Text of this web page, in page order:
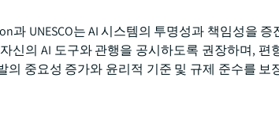
과 UNESCO는 AI 시스템의 투명성과 책임성을
신의 AI 도구와 관행을 공시하도록 권장하며, 편
의 중요성 증가와 윤리적 기준 및 규제 준수를 보